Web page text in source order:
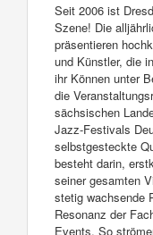
Seit 2006 ist
Szene! Die
präsentieren
und Künstler, die
ihr Können unter
die
sächsischen
Jazz-Festivals
selbstgesteckte
besteht darin,
seiner gesamten
stetig wachsende
Resonanz der
Events. So